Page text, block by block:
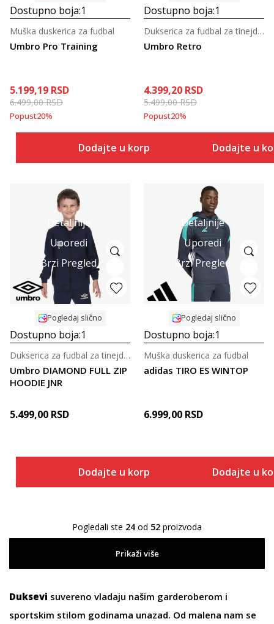
Dostupno boja:1
Umbro Pro Training
Muška duskerica za fudbal
5.199,19 RSD
6.499,00RSD
Popust20%
Dodajte u korpu
Dostupno boja:1
Umbro Retro
Dukserica za fudbal za tinejdžere
4.399,20 RSD
5.499,00RSD
Popust20%
Dodajte u
Detaljnije
Uporedi
Brzi Pregled
Pogledaj slično
Dostupno boja:1
Umbro DIAMOND FULL ZIP
HOODIE JNR
Dukserica za fudbal za tinejdžere
5.499,00 RSD
Dodajte u korpu
Detaljnije
Uporedi
Brzi Pregled
Pogledaj slično
Dostupno boja:1
adidas TIRO ES WINTOP
Muška duskerica za fudbal
6.999,00 RSD
Dodajte u
Pogledali ste 24 od 52 proizvoda
Prikaži više
Duksevi suvereno vladaju našim garderoberom i
sportskim stilom godinama unazad. Od malena nam se